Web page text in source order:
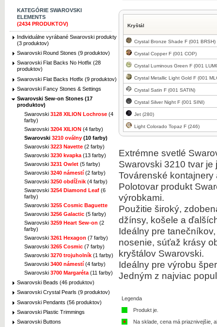
KATEGÓRIE SWAROVSKI
ELEMENTS
(2434 PRODUKTOV)
Individuálne vyrábané Swarovski produkty
(3 produktov)
Swarovski Round Stones (9 produktov)
Swarovski Flat Backs No Hotfix (28
produktov)
Swarovski Flat Backs Hotfix (9 produktov)
Swarovski Fancy Stones & Settings
Swarovski Sew-on Stones (17
produktov)
Swarovski 3128 XILION Lochrose (4
farby)
Swarovski 3204 XILION (4 farby)
Swarovski 3210 oválny (10 farby)
Swarovski 3223 Navette (2 farby)
Swarovski 3230 kvapka (13 farby)
Swarovski 3231 Owlet (5 farby)
Swarovski 3240 námestí (2 farby)
Swarovski 3250 obdĺžnik (4 farby)
Swarovski 3254 Diamond Leaf (6
farby)
Swarovski 3255 Cosmic Baguette
Swarovski 3256 Galactic (5 farby)
Swarovski 3259 Heart Sew-on (2
farby)
Swarovski 3261 Hexagon (7 farby)
Swarovski 3265 Cosmic (7 farby)
Swarovski 3270 trojuholník (1 farby)
Swarovski 3400 námestí (4 farby)
Swarovski 3700 Margaréta (11 farby)
Swarovski Beads (46 produktov)
Swarovski Crystal Pearls (9 produktov)
Swarovski Pendants (56 produktov)
Swarovski Plastic Trimmings
Swarovski Buttons
Kryštál
Crystal Bronze Shade F (001 BRSH)
Crystal Copper F (001 COP)
Crystal Luminous Green F (001
Crystal Metallic Light Gold F (001
Crystal Satin F (001 SATIN)
Crystal Silver Night F (001 SINI)
Jet (280)
Light Colorado Topaz F (246)
Extrémne svetlé
Swarovski 3210 tvar je
Továrenské
Polotovar produkt
výrobkami.
Použitie široký,
džínsy, košele a
Ideálny pre
nosenie, súťaž krásy
kryštálov Swarovski.
Ideálny pre výrobu
Jedným z najviac
Legenda
Produkt je.
Na sklade, cena má priaznivejšie,